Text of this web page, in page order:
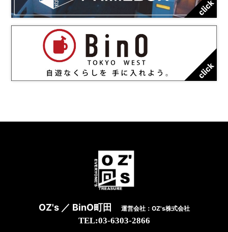
OZ's ／ BinO町田 運営会社：OZ's株式会社
TEL:03-6303-2866